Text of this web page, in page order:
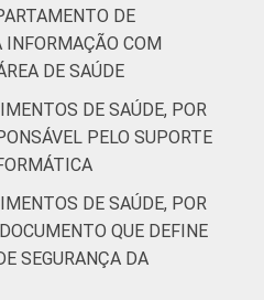
DE
INFORMAÇÃO COM
DE SAÚDE
DE SAÚDE, POR
PELO SUPORTE
DE SAÚDE, POR
QUE DEFINE
SEGURANÇA DA